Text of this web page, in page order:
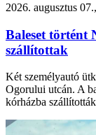
2026. augusztus
Baleset történt
szállítottak
Két személyautó
Ogorului utcán. A
kórházba